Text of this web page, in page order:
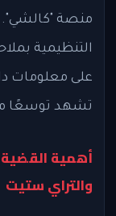
منصة "كالشي".
التنظيمية
على معلومات
تشهد توسعًا
أهمية
والتراي ستيت